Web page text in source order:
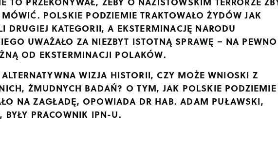
POLSKIE PODZIEMIE TRAKTOWAŁO ŻYDÓW JAK
DRUGIEJ KATEGORII, A EKSTERMINACJĘ NARODU
UWAŻAŁO ZA NIEZBYT ISTOTNĄ SPRAWĘ – NA PEWNO
OD EKSTERMINACJI POLAKÓW.
WIZJA HISTORII, CZY MOŻE WNIOSKI Z
ŻMUDNYCH BADAŃ? O TYM, JAK POLSKIE PODZIEMIE
NA ZAGŁADĘ, OPOWIADA DR HAB. ADAM PUŁAWSKI,
BYŁY PRACOWNIK IPN-U.